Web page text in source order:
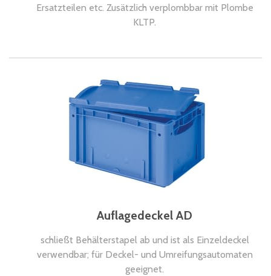
Ersatzteilen etc. Zusätzlich verplombbar mit Plombe
KLTP.
Auflagedeckel AD
schließt Behälterstapel ab und ist als Einzeldeckel
verwendbar; für Deckel- und Umreifungsautomaten
geeignet.